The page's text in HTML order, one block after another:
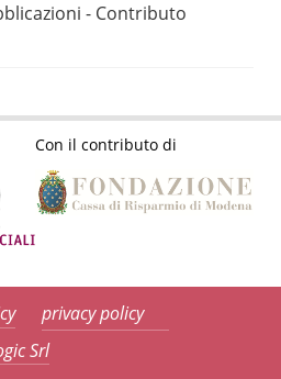
- Contributo
Con il contributo di
privacy policy
Srl